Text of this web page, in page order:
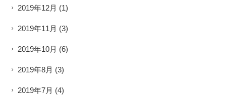
2019年12月 (1)
2019年11月 (3)
2019年10月 (6)
2019年8月 (3)
2019年7月 (4)